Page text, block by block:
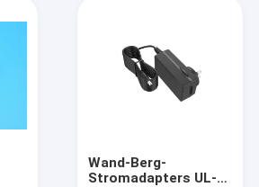
Wand-Berg-
Stromadapters UL-